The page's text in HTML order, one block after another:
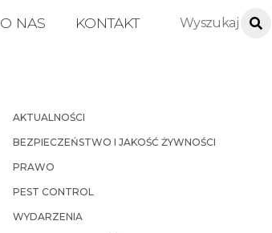
O NAS KONTAKT
AKTUALNOŚCI
BEZPIECZEŃSTWO I JAKOŚĆ ŻYWNOŚCI
PRAWO
PEST CONTROL
WYDARZENIA